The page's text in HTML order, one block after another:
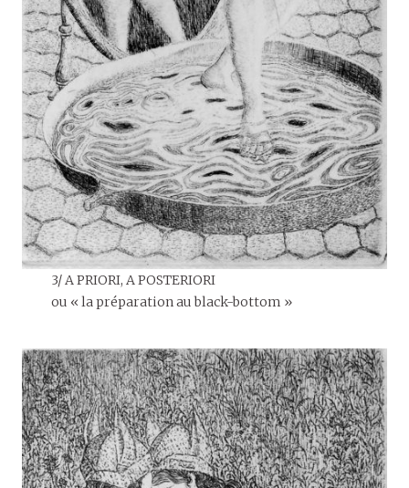
3/ A PRIORI, A POSTERIORI
ou « la préparation au black-bottom »